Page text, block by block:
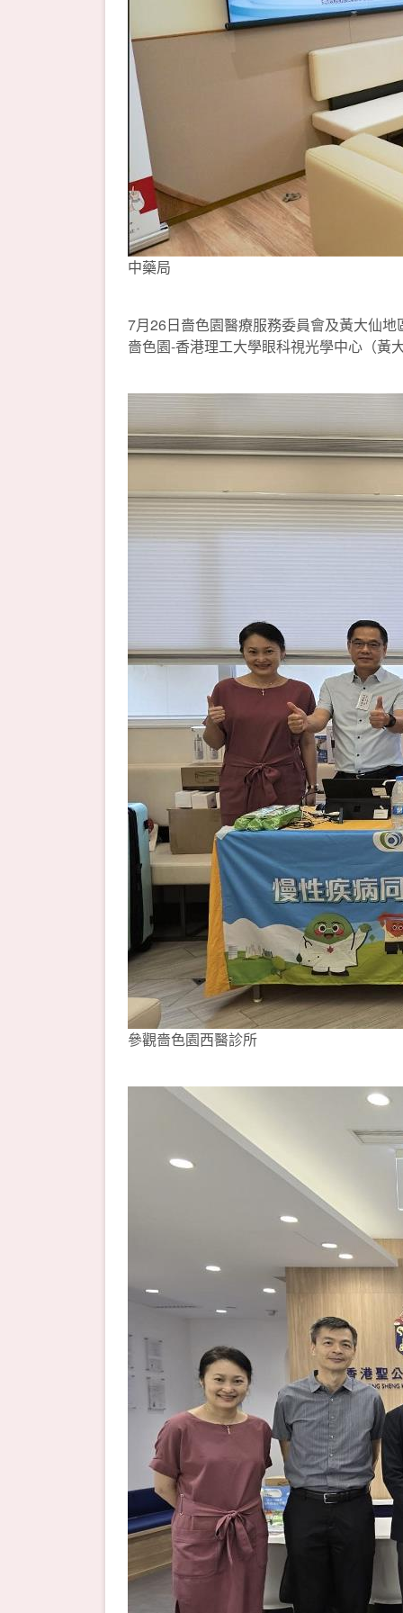
中藥局
7月26日嗇色園醫療服務委員會及黃大仙
嗇色園-香港理工大學眼科視光學中心（黃
參觀嗇色園西醫診所